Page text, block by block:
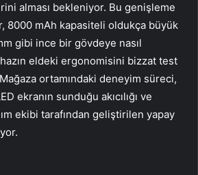
alması bekleniyor. Bu genişleme
8000 mAh kapasiteli oldukça büyük
gibi ince bir gövdeye nasıl
eldeki ergonomisini bizzat test
ortamındaki deneyim süreci,
ekranın sunduğu akıcılığı ve
ekibi tarafından geliştirilen yapay